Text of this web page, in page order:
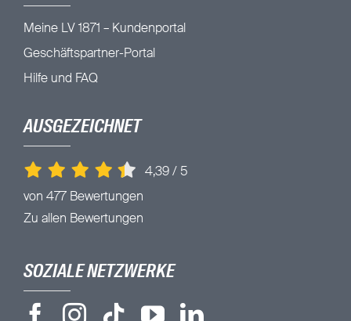
Meine LV 1871 – Kundenportal
Geschäftspartner-Portal
Hilfe und FAQ
AUSGEZEICHNET
4,39/ 5
von 477 Bewertungen
Zu allen Bewertungen
SOZIALE NETZWERKE